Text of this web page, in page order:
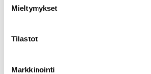
Mieltymykset
Tilastot
Markkinointi